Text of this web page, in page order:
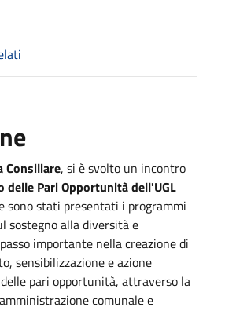
Consiliare, si è svolto un incontro
delle Pari Opportunità dell'UGL
sono stati presentati i programmi
alla diversità e
importante nella creazione di
sensibilizzazione e azione
pari opportunità, attraverso la
comunale e